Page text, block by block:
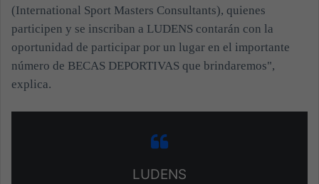
(International Sport Masters Consultants), quienes
participen y se inscriban a LUDENS contarán con la
oportunidad de participar por un lugar en el importante
número de BECAS DEPORTIVAS que brindaremos",
explica.
LUDENS